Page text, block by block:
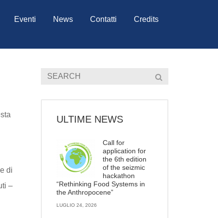
Eventi News Contatti Credits
di
–
ULTIME NEWS
Call for
application for
the 6th edition
of the seizmic
hackathon
“Rethinking Food Systems in
the Anthropocene”
LUGLIO 24, 2026